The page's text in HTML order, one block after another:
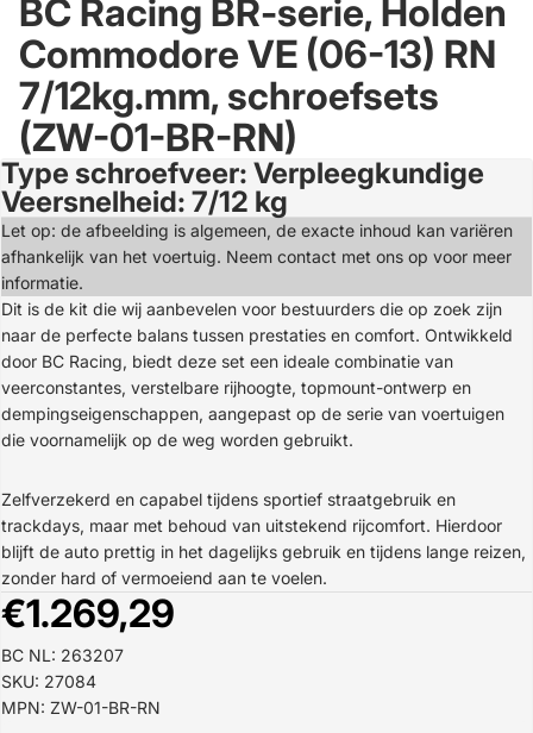
BC Racing BR-serie, Holden
Commodore VE (06-13) RN
7/12kg.mm, schroefsets
(ZW-01-BR-RN)
Afbeelding
openen
in
volledig
scherm
Type schroefveer: Verpleegkundige
Veersnelheid: 7/12 kg
Let op: de afbeelding is algemeen, de exacte inhoud kan variëren
afhankelijk van het voertuig. Neem contact met ons op voor meer
informatie.
Dit is de kit die wij aanbevelen voor bestuurders die op zoek zijn
naar de perfecte balans tussen prestaties en comfort. Ontwikkeld
door BC Racing, biedt deze set een ideale combinatie van
veerconstantes, verstelbare rijhoogte, topmount-ontwerp en
dempingseigenschappen, aangepast op de serie van voertuigen
die voornamelijk op de weg worden gebruikt.
Zelfverzekerd en capabel tijdens sportief straatgebruik en
trackdays, maar met behoud van uitstekend rijcomfort. Hierdoor
blijft de auto prettig in het dagelijks gebruik en tijdens lange reizen,
zonder hard of vermoeiend aan te voelen.
€1.269,29
BC NL: 263207
SKU: 27084
MPN: ZW-01-BR-RN